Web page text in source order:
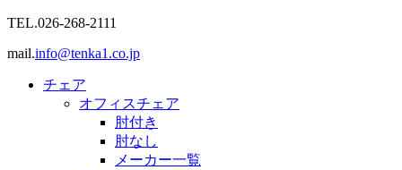
TEL.026-268-2111
mail.info@tenka1.co.jp
チェア
オフィスチェア
肘付き
肘なし
メーカー一覧